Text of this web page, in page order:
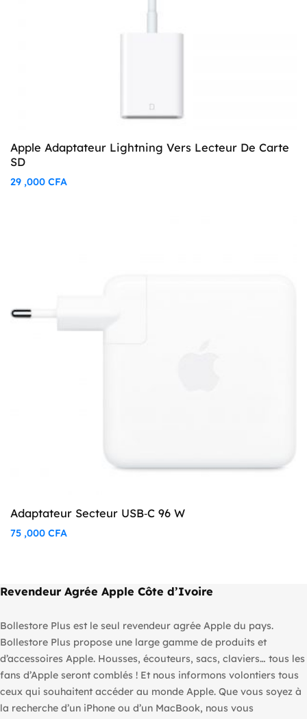
Apple Adaptateur Lightning Vers Lecteur De Carte
SD
29 ,000 CFA
Adaptateur Secteur USB‑C 96 W
75 ,000 CFA
Revendeur Agrée Apple Côte d’Ivoire
Bollestore Plus est le seul revendeur agrée Apple du pays.
Bollestore Plus propose une large gamme de produits et
d’accessoires Apple. Housses, écouteurs, sacs, claviers… tous les
fans d’Apple seront comblés ! Et nous informons volontiers tous
ceux qui souhaitent accéder au monde Apple. Que vous soyez à
la recherche d’un iPhone ou d’un MacBook, nous vous